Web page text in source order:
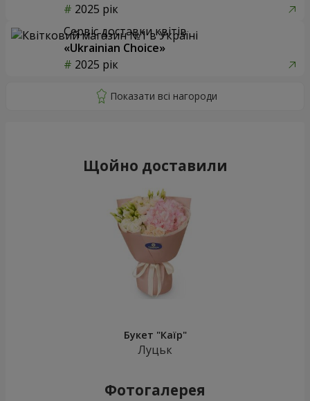
2025 рік
Сервіс доставки квітів
«Ukrainian Choice»
2025 рік
Щойно доставили
Букет "Каїр"
Луцьк
Фотогалерея